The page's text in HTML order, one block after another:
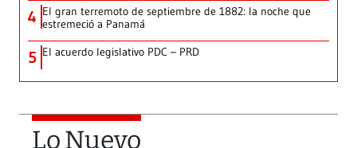
4 El gran terremoto de septiembre de 1882: la noche que
estremeció a Panamá
5 El acuerdo legislativo PDC – PRD
Lo Nuevo